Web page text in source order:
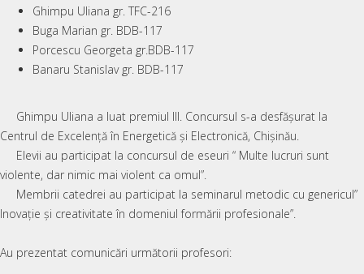
Ghimpu Uliana gr. TFC-216
Buga Marian gr. BDB-117
Porcescu Georgeta gr.BDB-117
Banaru Stanislav gr. BDB-117
Ghimpu Uliana a luat premiul III. Concursul s-a desfășurat la
Centrul de Excelență în Energetică și Electronică, Chișinău.
Elevii au participat la concursul de eseuri “ Multe lucruri sunt
violente, dar nimic mai violent ca omul”.
Membrii catedrei au participat la seminarul metodic cu genericul”
Inovație și creativitate în domeniul formării profesionale”.
Au prezentat comunicări următorii profesori: